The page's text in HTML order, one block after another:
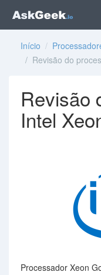
Início /
/ Revisão do
Revisão
Intel
Processador Xeon